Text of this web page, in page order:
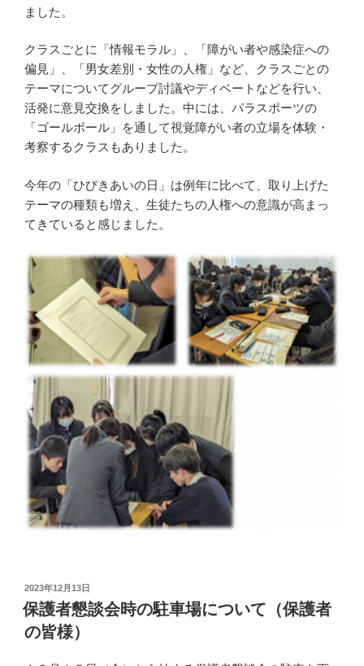
ました。
クラスごとに「情報モラル」、「障がい者や感染症への
偏見」、「男女差別・女性の人権」など、クラスごとの
テーマについてグループ討議やディベートなどを行い、
活発に意見交換をしました。中には、パラスポーツの
「ゴールボール」を通して視覚障がい者の立場を体験・
考察するクラスもありました。
今年の「ひびきあいの日」は例年に比べて、取り上げた
テーマの種類も増え、生徒たちの人権への意識が高まっ
てきていると感じました。
投
稿
日:
2023年12月13日
保護者懇談会時の駐車場について（保護者
の皆様）